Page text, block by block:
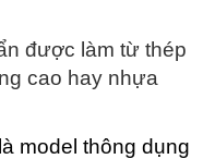
được làm từ thép
cao hay nhựa
là model thông dụng